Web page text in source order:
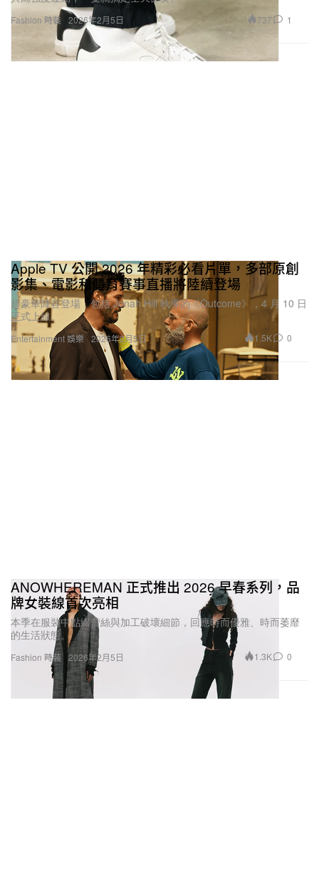
Fashion 時裝 2026年2月5日 737 1
Entertainment 娛樂
Apple TV 公開 2026 年精彩必看片單，多部原創
影集、電影和體育賽事直播將陸續登場
超豪華陣容登場，包括 Jonah Hill 執導的《Outcome》，4 月 10 日
正式上線。
2026年2月5日 1.5K 0
Fashion 時裝
ANOWHEREMAN 正式推出 2026 早春系列，品
牌女裝線首次亮相
本季在服裝中點綴蕾絲與加工破壞細節，回應時而優雅、時而萎靡
的生活狀態。
2026年2月5日 1.3K 0